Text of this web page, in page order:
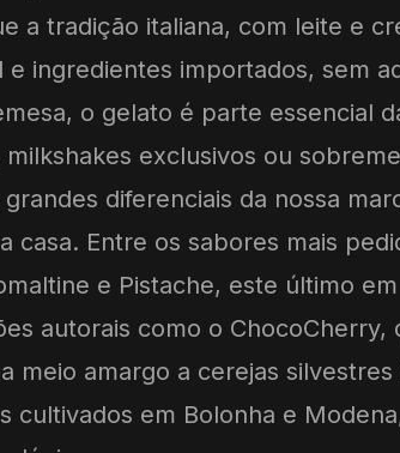
a tradição italiana, com leite e
e ingredientes importados, sem
o gelato é parte essencial
exclusivos ou
diferenciais da nossa
casa. Entre os sabores mais
e Pistache, este último
autorais como o ChocoCherry,
meio amargo a cerejas
cultivados em Bolonha e